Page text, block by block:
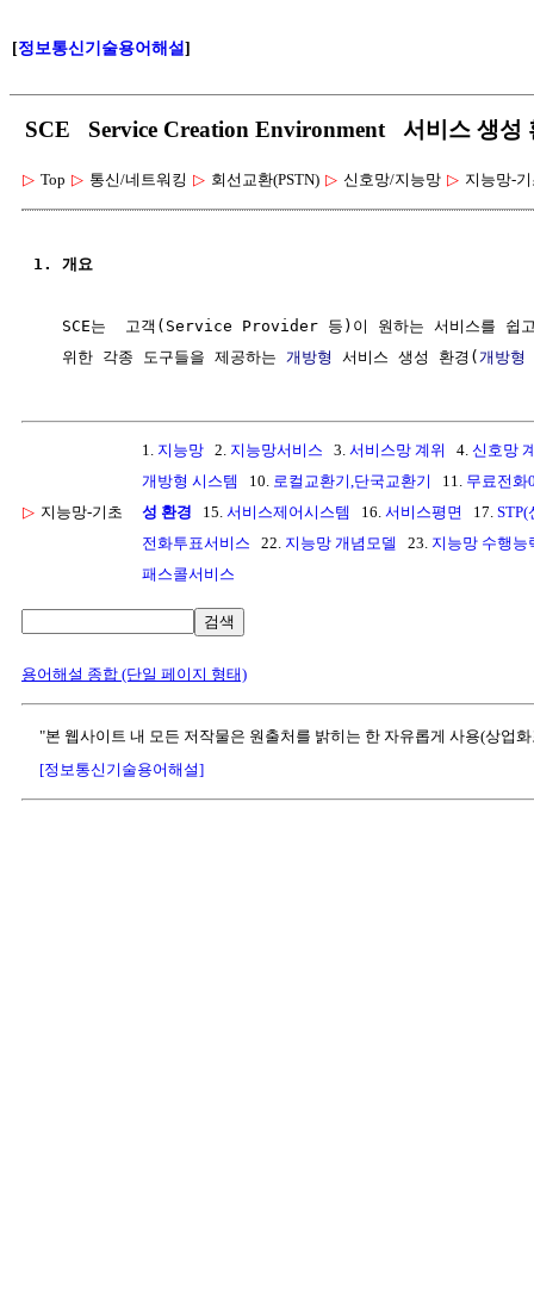
[정보통신기술용어해설]
SCE Service Creation Environment 서비스 생성
▷ Top ▷ 통신/네트워킹 ▷ 회선교환(PSTN) ▷ 신호망/지능망 ▷ 지능망-
1. 개요
SCE는  고객(Service Provider 등)이 원하는 서비스를 쉽
   위한 각종 도구들을 제공하는
개방형 서비스 생성 환경( 개방형
▷ 지능망-기초
1. 지능망 2. 지능망서비스 3. 서비스망 계위 4. 신호망
개방형 시스템
10. 로컬교환기,단국교환기 11. 무료전화
성 환경 15. 서비스제어시스템 16. 서비스평면 17.
전화투표서비스 22. 지능망 개념모델 23. 지능망 수행능
패스콜서비스
검색
용어해설 종합 (단일 페이지 형태)
"본 웹사이트 내 모든 저작물은 원출처를 밝히는 한 자유롭게 사용(상업
[정보통신기술용어해설]